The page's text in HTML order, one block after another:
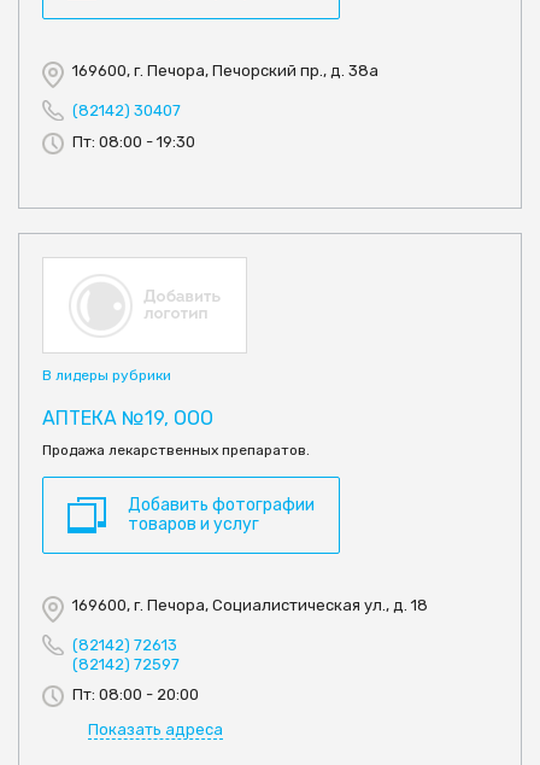
169600, г. Печора, Печорский пр., д. 38а
(82142) 30407
Пт: 08:00 - 19:30
В лидеры рубрики
АПТЕКА №19, ООО
Продажа лекарственных препаратов.
Добавить фотографии
товаров и услуг
169600, г. Печора, Социалистическая ул., д. 18
(82142) 72613
(82142) 72597
Пт: 08:00 - 20:00
Показать адреса